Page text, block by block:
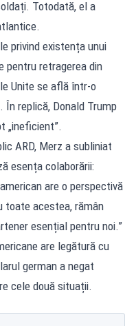
Totodată, el a
privind existența unui
pentru retragerea din
Unite se află într-o
replică, Donald Trump
„ineficient”.
ARD, Merz a subliniat
esența colaborării:
are o perspectivă
toate acestea, rămân
esențial pentru noi.”
are legătură cu
german a negat
cele două situații.